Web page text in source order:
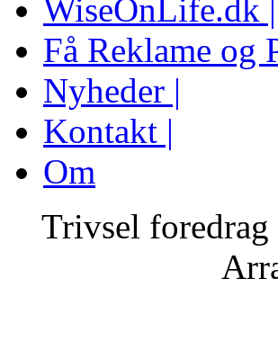
WiseOnLife.dk |
Få Reklame og
Nyheder |
Kontakt |
Om
Trivsel